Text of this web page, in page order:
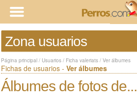
Zona usuarios
Página principal / Usuarios / Ficha valeriats / Ver álbumes
Fichas de usuarios - Ver álbumes
Álbumes de fotos de...